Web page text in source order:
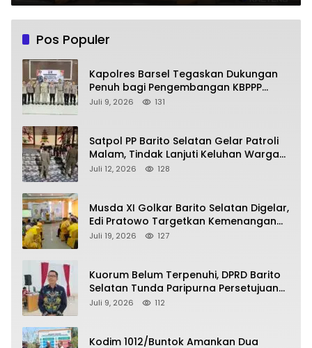
Pos Populer
Kapolres Barsel Tegaskan Dukungan
Penuh bagi Pengembangan KBPPP
Kalimantan Tengah
Juli 9, 2026 131
Satpol PP Barito Selatan Gelar Patroli
Malam, Tindak Lanjuti Keluhan Warga
soal Balap Liar dan Remaja Nongkrong
Juli 12, 2026 128
Musda XI Golkar Barito Selatan Digelar,
Edi Pratowo Targetkan Kemenangan
Partai pada Pemilu Mendatang
Juli 19, 2026 127
Kuorum Belum Terpenuhi, DPRD Barito
Selatan Tunda Paripurna Persetujuan
Raperda Pertanggungjawaban APBD
Juli 9, 2026 112
Kodim 1012/Buntok Amankan Dua